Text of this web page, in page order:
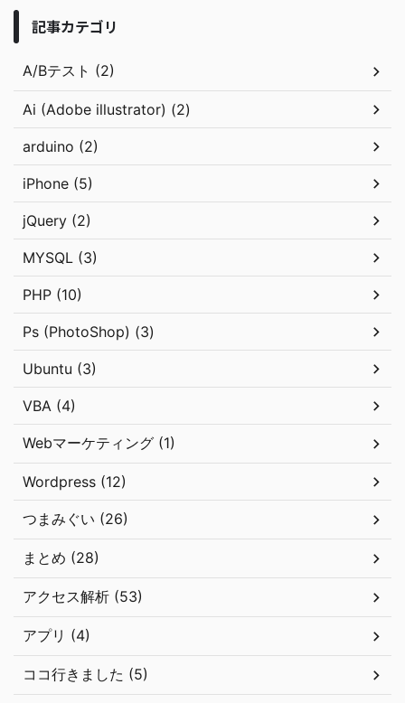
記事カテゴリ
A/Bテスト (2)
Ai (Adobe illustrator) (2)
arduino (2)
iPhone (5)
jQuery (2)
MYSQL (3)
PHP (10)
Ps (PhotoShop) (3)
Ubuntu (3)
VBA (4)
Webマーケティング (1)
Wordpress (12)
つまみぐい (26)
まとめ (28)
アクセス解析 (53)
アプリ (4)
ココ行きました (5)